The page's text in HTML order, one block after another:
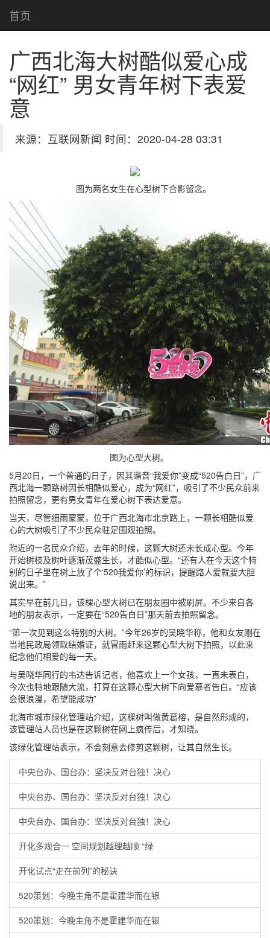
首页
广西北海大树酷似爱心成
“网红” 男女青年树下表爱
意
来源：互联网新闻 时间：2020-04-28 03:31
图为两名女生在心型树下合影留念。
图为心型大树。
5月20日，一个普通的日子，因其谐音“我爱你”变成“520告白日”，广
西北海一颗路树因长相酷似爱心，成为“网红”，吸引了不少民众前来
拍照留念，更有男女青年在爱心树下表达爱意。
当天，尽管细雨蒙蒙，位于广西北海市北京路上，一颗长相酷似爱
心的大树吸引了不少民众驻足围观拍照。
附近的一名民众介绍，去年的时候，这颗大树还未长成心型。今年
开始树枝及树叶逐渐茂盛生长，才酷似心型。“还有人在今天这个特
别的日子里在树上放了个‘520我爱你’的标识，提醒路人爱就要大胆
说出来。”
其实早在前几日，该棵心型大树已在朋友圈中被刷屏。不少来自各
地的朋友表示，一定要在“520告白日”那天前去拍照留念。
“第一次见到这么特别的大树。”今年26岁的吴晓华称，他和女友刚在
当地民政局领取结婚证，就冒雨赶来这颗心型大树下拍照，以此来
纪念他们相爱的每一天。
与吴晓华同行的韦达告诉记者，他喜欢上一个女孩，一直未表白，
今次也特地跟随大流，打算在这颗心型大树下向爱慕者告白。“应该
会很浪漫，希望能成功”
北海市城市绿化管理站介绍，这棵树叫做黄葛榕，是自然形成的，
该管理站人员也是在这颗树在网上疯传后，才知晓。
该绿化管理站表示，不会刻意去修剪这颗树，让其自然生长。
中央台办、国台办：坚决反对台独！决心
中央台办、国台办：坚决反对台独！决心
中央台办、国台办：坚决反对台独！决心
开化多规合一 空间规划越理越顺 “绿
开化试点“走在前列”的秘诀
520策划：今晚主角不是霍建华而在银
520策划：今晚主角不是霍建华而在银